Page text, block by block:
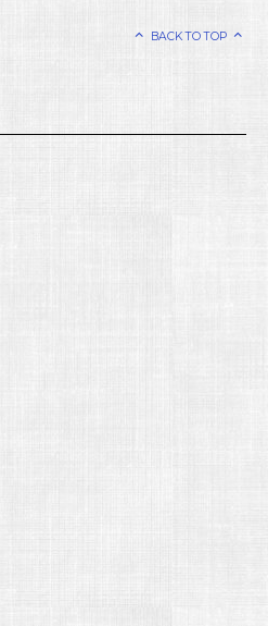
BACK TO TOP